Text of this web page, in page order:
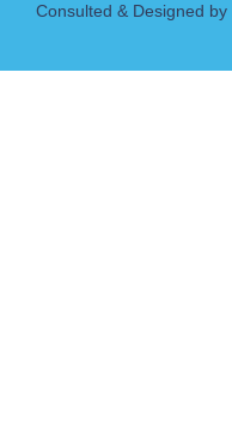
Consulted & Designed by